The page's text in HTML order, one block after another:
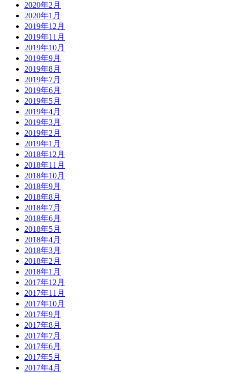
2020年2月
2020年1月
2019年12月
2019年11月
2019年10月
2019年9月
2019年8月
2019年7月
2019年6月
2019年5月
2019年4月
2019年3月
2019年2月
2019年1月
2018年12月
2018年11月
2018年10月
2018年9月
2018年8月
2018年7月
2018年6月
2018年5月
2018年4月
2018年3月
2018年2月
2018年1月
2017年12月
2017年11月
2017年10月
2017年9月
2017年8月
2017年7月
2017年6月
2017年5月
2017年4月